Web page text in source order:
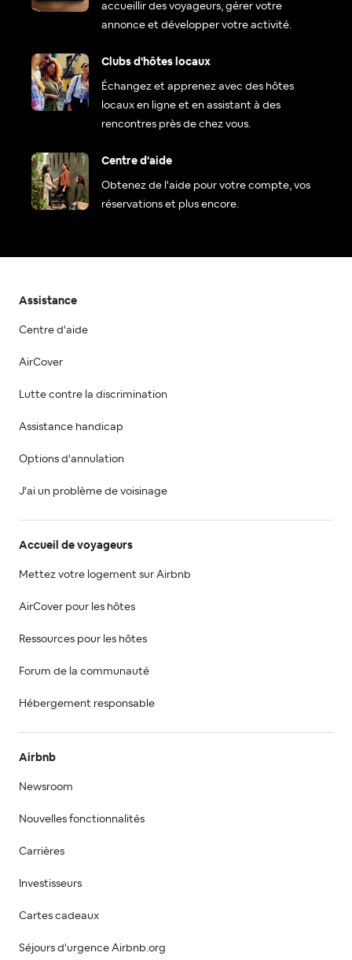
accueillir des voyageurs, gérer votre
annonce et développer votre activité.
Clubs d'hôtes locaux
Échangez et apprenez avec des hôtes
locaux en ligne et en assistant à des
rencontres près de chez vous.
Centre d'aide
Obtenez de l'aide pour votre compte, vos
réservations et plus encore.
Assistance
Centre d'aide
AirCover
Lutte contre la discrimination
Assistance handicap
Options d'annulation
J'ai un problème de voisinage
Accueil de voyageurs
Mettez votre logement sur Airbnb
AirCover pour les hôtes
Ressources pour les hôtes
Forum de la communauté
Hébergement responsable
Airbnb
Newsroom
Nouvelles fonctionnalités
Carrières
Investisseurs
Cartes cadeaux
Séjours d'urgence Airbnb.org